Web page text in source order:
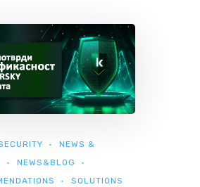
NEWS &
NEWS&BLOG
SOLUTIONS